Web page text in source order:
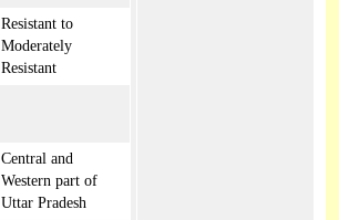
Resistant to
Moderately
Resistant
Central and
Western part of
Uttar Pradesh